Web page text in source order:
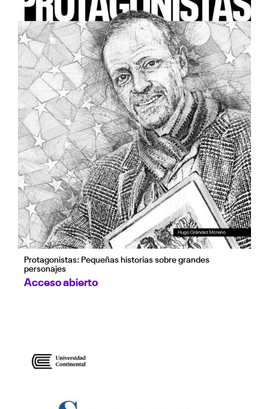
Protagonistas: Pequeñas historias sobre grandes
personajes
Acceso abierto